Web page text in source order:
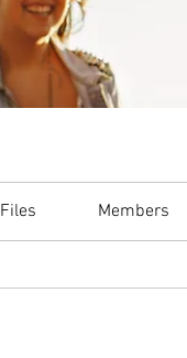
Files Members